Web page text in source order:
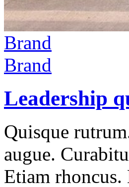
Brand
Brand
Leadership
Quisque
augue.
Etiam rhoncus.